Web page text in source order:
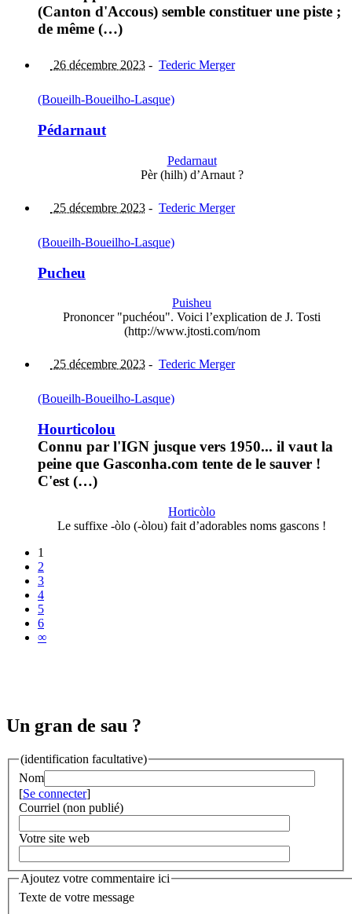
(Canton d'Accous) semble constituer une piste ;
de même (…)
26 décembre 2023 - Tederic Merger
(Boueilh-Boueilho-Lasque)
Pédarnaut
Pedarnaut
Pèr (hilh) d’Arnaut ?
25 décembre 2023 - Tederic Merger
(Boueilh-Boueilho-Lasque)
Pucheu
Puisheu
Prononcer "puchéou". Voici l’explication de J. Tosti
(http://www.jtosti.com/nom
25 décembre 2023 - Tederic Merger
(Boueilh-Boueilho-Lasque)
Hourticolou
Connu par l'IGN jusque vers 1950... il vaut la
peine que Gasconha.com tente de le sauver !
C'est (…)
Horticòlo
Le suffixe -òlo (-òlou) fait d’adorables noms gascons !
1
2
3
4
5
6
∞
Un gran de sau ?
(identification facultative)
Nom
[Se connecter]
Courriel (non publié)
Votre site web
Ajoutez votre commentaire ici
Texte de votre message